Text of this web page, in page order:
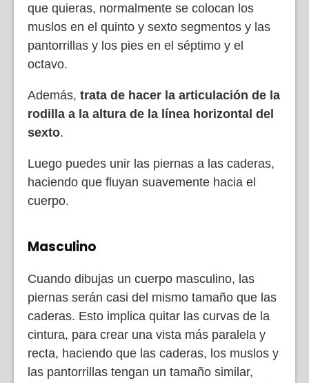
que quieras, normalmente se colocan los
muslos en el quinto y sexto segmentos y las
pantorrillas y los pies en el séptimo y el
octavo.
Además, trata de hacer la articulación de la
rodilla a la altura de la línea horizontal del
sexto.
Luego puedes unir las piernas a las caderas,
haciendo que fluyan suavemente hacia el
cuerpo.
Masculino
Cuando dibujas un cuerpo masculino, las
piernas serán casi del mismo tamaño que las
caderas. Esto implica quitar las curvas de la
cintura, para crear una vista más paralela y
recta, haciendo que las caderas, los muslos y
las pantorrillas tengan un tamaño similar,